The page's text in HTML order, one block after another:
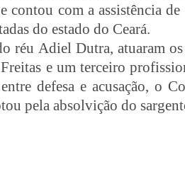
contou com a assistência
do estado do Ceará.
réu Adiel Dutra, atuaram
e um terceiro
defesa e acusação, o
pela absolvição do